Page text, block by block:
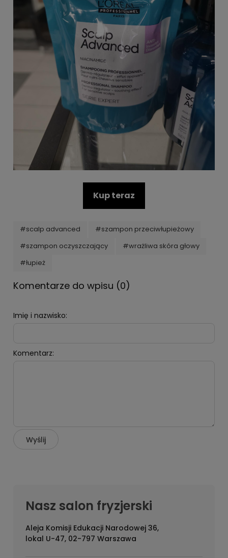
Kup teraz
#scalp advanced
#szampon przeciwłupieżowy
#szampon oczyszczający
#wrażliwa skóra głowy
#łupież
Komentarze do wpisu (0)
Imię i nazwisko:
Komentarz:
Wyślij
Nasz salon fryzjerski
Aleja Komisji Edukacji Narodowej 36,
lokal U-47, 02-797 Warszawa